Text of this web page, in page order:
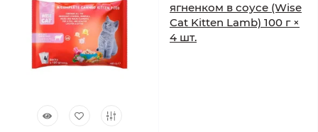
ягненком в соусе (Wise
Cat Kitten Lamb) 100 г ×
4 шт.